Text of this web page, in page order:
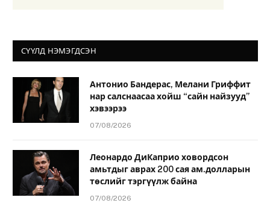
СҮҮЛД НЭМЭГДСЭН
Антонио Бандерас, Мелани Гриффит
нар салснаасаа хойш “сайн найзууд”
хэвээрээ
07/08/2026
Леонардо ДиКаприо ховордсон
амьтдыг аврах 200 сая ам.долларын
төслийг тэргүүлж байна
07/08/2026